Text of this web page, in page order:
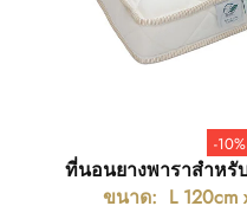
-10%
ที่นอนยางพาราสำห
ขนาด: L 120cm